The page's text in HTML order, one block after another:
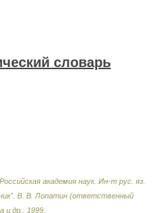
словарь
академия наук. Ин-т рус. яз.
. В. В. Лопатин (ответственный
и др.
1999